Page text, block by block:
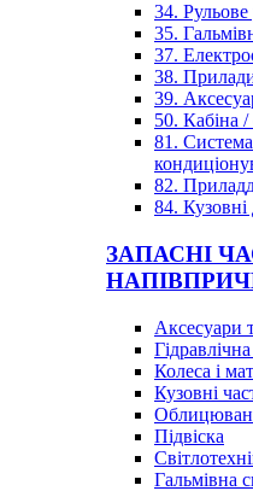
34. Рульове
35.
37.
38.
39.
50. Кабіна /
81. Система
82.
84. Кузовні
ЗАПАСНІ
Аксесуари
Колеса і
Кузовні
Підвіска
Гальмівна